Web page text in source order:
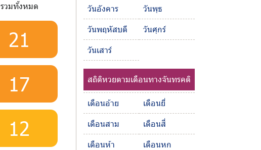
รวมทั้งหมด
21
17
12
วันอังคาร
วันพุธ
วันพฤหัสบดี
วันศุกร์
วันเสาร์
สถิติหวยตามเดือนทางจันทรคติ
เดือนอ้าย
เดือนยี่
เดือนสาม
เดือนสี่
เดือนห้า
เดือนหก